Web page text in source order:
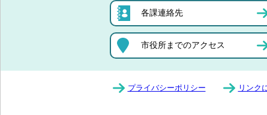
各課連絡先
市役所までのアクセス
プライバシーポリシー リンク